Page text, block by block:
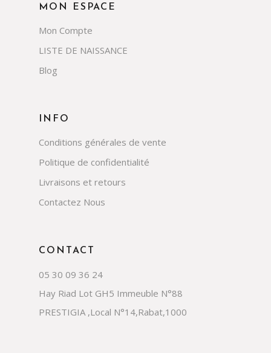
CONTACT
05 30 09 36 24
Hay Riad Lot GH5 Immeuble N°88
PRESTIGIA ,Local N°14,Rabat,1000
INFO
Conditions générales de vente
Politique de confidentialité
Livraisons et retours
Contactez Nous
MON ESPACE
Mon Compte
LISTE DE NAISSANCE
Blog